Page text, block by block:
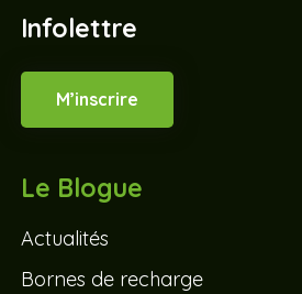
Infolettre
M’inscrire
Le Blogue
Actualités
Bornes de recharge